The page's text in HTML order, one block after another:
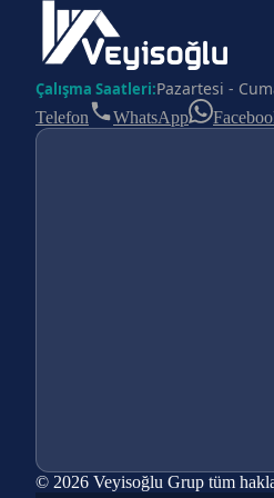
Çalışma Saatleri:Pazartesi -
Telefon WhatsApp
© 2026 Veyisoğlu Grup tüm